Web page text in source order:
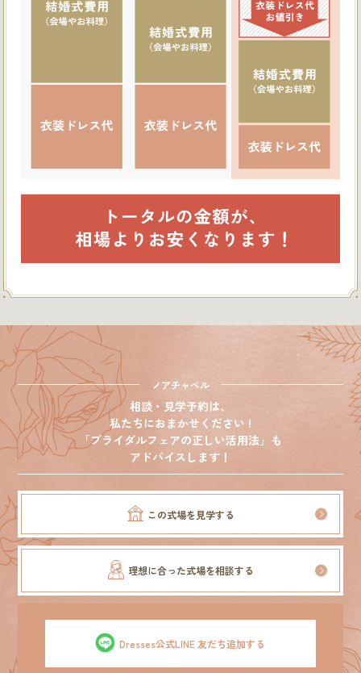
ノアチャペル
相談・見学予約は、
私たちにおまかせください !
「ブライダルフェアの正しい活用法」も
アドバイスします！
この式場を見学する
理想に合った式場を相談する
Dresses公式LINE 友だち追加する